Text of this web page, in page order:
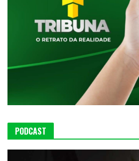
PODCAST